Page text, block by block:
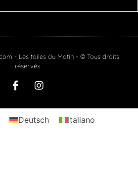
- Les toiles du Matin - © Tous droits
réservés
Deutsch Italiano